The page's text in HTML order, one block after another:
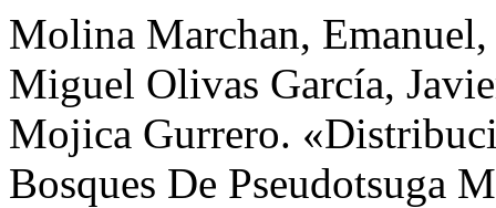
Molina Marchan, Emanuel,
Miguel Olivas García,
Mojica Gurrero.
Bosques De Pseudotsuga